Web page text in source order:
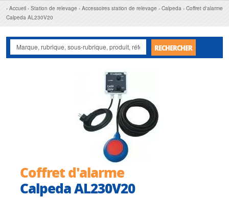
Accueil Station de relevage Accessoires station de relevage Calpeda
Coffret d'alarme
Calpeda AL230V20
RECHERCHER
Coffret d'alarme
Calpeda AL230V20